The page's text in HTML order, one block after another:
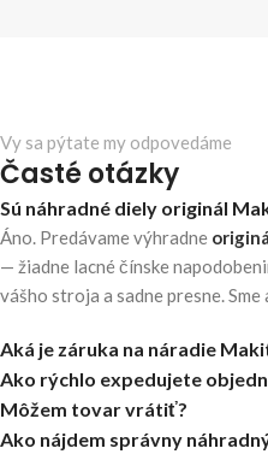
Vy sa pýtate my odpovedáme
Časté otázky
Sú náhradné diely originál
Áno. Predávame výhradne
— žiadne lacné čínske
vášho stroja a sadne presne.
Aká je záruka na náradie
Ako rýchlo expedujete
Môžem tovar vrátiť?
Ako nájdem správny